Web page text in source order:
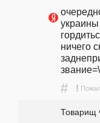
ничего
звание=\
# !
Товарищ